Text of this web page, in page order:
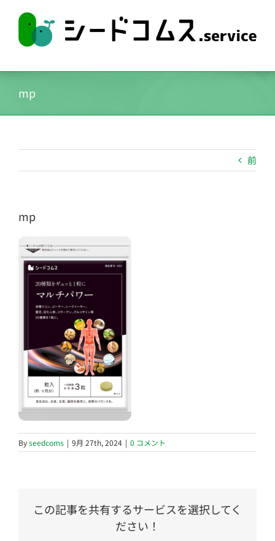
content
mp
前
mp
Byseedcoms | 9月 27th, 2024 | 0 コメント
この記事を共有するサービスを選択してく
ださい！